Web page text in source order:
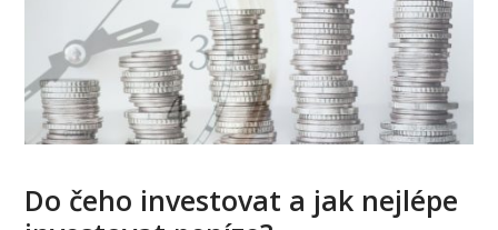
Do čeho investovat a jak nejlépe